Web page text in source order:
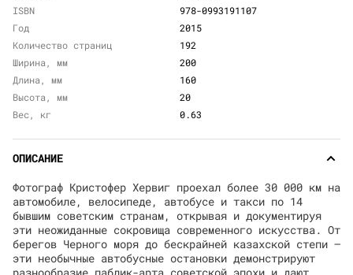
ISBN
978-0993191107
Год
2015
Количество страниц
192
Ширина, мм
200
Длина, мм
160
Высота, мм
20
Вес, кг
0.63
ОПИСАНИЕ
Фотограф Кристофер Хервиг проехал более 30 000 км на
автомобиле, велосипеде, автобусе и такси по 14
бывшим советским странам, открывая и документируя
эти неожиданные сокровища современного искусства. От
берегов Черного моря до бескрайней казахской степи —
эти необычные автобусные остановки демонстрируют